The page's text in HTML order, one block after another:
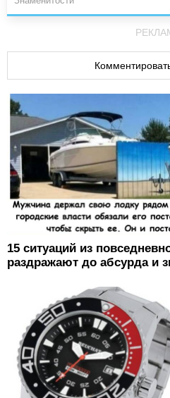
15 ситуаций из
раздражают до абсурда и